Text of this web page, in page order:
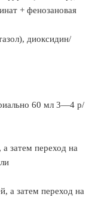
+ фенозановая
диоксидин/
60 мл 3—4 р/
затем переход на
а затем переход на